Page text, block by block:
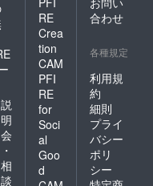
説
明
会
・
相
談
RE
Crea
tion
CAM
PFI
RE
for
Soci
al
Goo
d
合わせ
各種規定
利用規
約
細則
プライ
バシー
ポリ
シー